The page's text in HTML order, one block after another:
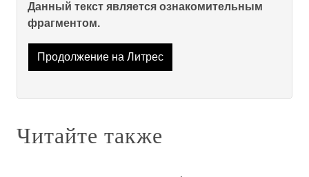
Данный текст является ознакомительным
фрагментом.
Продолжение на Литрес
Читайте также